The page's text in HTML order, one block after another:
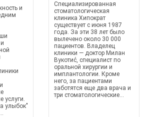
и
услуги.
улыбок"
Специализированная
стоматологическая
клиника Хипократ
существует с июня 1987
года. За эти 38 лет было
вылечено около 30 000
пациентов. Владелец
клиники — доктор Милан
Вукотиć, специалист по
оральной хирургии и
имплантологии. Кроме
него, за пациентами
заботятся еще два врача и
три стоматологические...